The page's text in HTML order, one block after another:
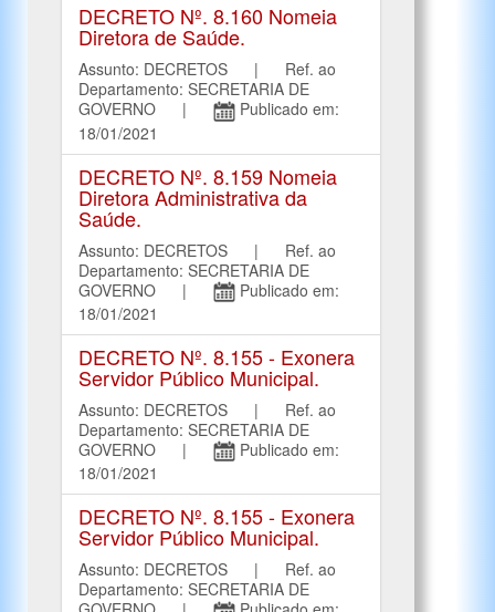
DECRETO Nº. 8.160 Nomeia
Diretora de Saúde.
Assunto: DECRETOS | Ref. ao
Departamento: SECRETARIA DE
GOVERNO |
Publicado em:
18/01/2021
DECRETO Nº. 8.159 Nomeia
Diretora Administrativa da
Saúde.
Assunto: DECRETOS | Ref. ao
Departamento: SECRETARIA DE
GOVERNO |
Publicado em:
18/01/2021
DECRETO Nº. 8.155 - Exonera
Servidor Público Municipal.
Assunto: DECRETOS | Ref. ao
Departamento: SECRETARIA DE
GOVERNO |
Publicado em:
18/01/2021
DECRETO Nº. 8.155 - Exonera
Servidor Público Municipal.
Assunto: DECRETOS | Ref. ao
Departamento: SECRETARIA DE